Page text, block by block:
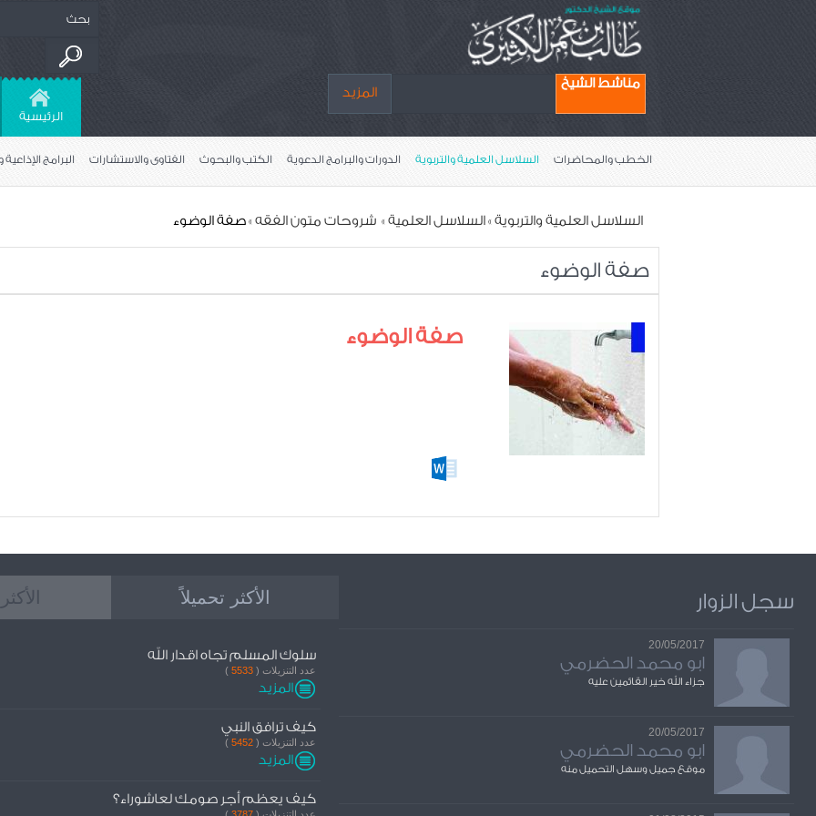
مناشط الشيخ
المزيد
الرئيسية
الخطب والمحاضرات السلاسل العلمية والتربوية الدورات والبرامج الدعوية الكتب والبحوث الفتاوى واﻻستشارات البرامج الإذاعية
السلاسل العلمية والتربوية»السلاسل العلمية» » صفة الوضوء
صفة الوضوء
صفة الوضوء
سجل الزوار
20/05/2017
ابو محمد الحضرمي
جزاء الله خير القائمين عليه
20/05/2017
ابو محمد الحضرمي
موقع جميل وسهل التحميل منه
الأكثر تحميلاً
سلوك المسلم تجاه اقدار الله
عدد التنزيلات ( 5533
)
المزيد
كيف ترافق النبي
عدد التنزيلات ( 5452
)
المزيد
كيف يعظم أجر صومك لعاشوراء؟